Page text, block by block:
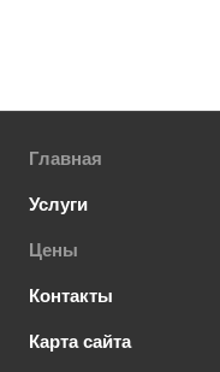
Главная
Услуги
Цены
Контакты
Карта сайта